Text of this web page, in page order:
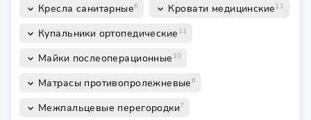
keyboard_arrow_down Кресла санитарные6 keyboard_arrow_down Кровати медицинские11
keyboard_arrow_down Купальники ортопедические 11
keyboard_arrow_down Майки послеоперационные 10
keyboard_arrow_down Матрасы противопролежневые6
keyboard_arrow_down Межпальцевые перегородки7